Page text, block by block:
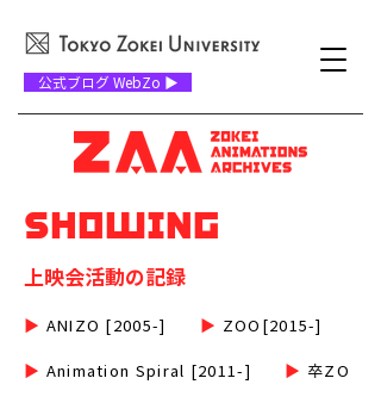
公式ブログ WebZo ▶
showing
上映会活動の記録
▶︎ ANIZO [2005-] ▶ ZOO[2015-]
▶︎ Animation Spiral [2011-] ▶︎ 卒ZO